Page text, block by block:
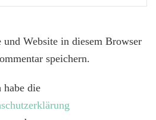
Website in diesem Browser
speichern.
habe die